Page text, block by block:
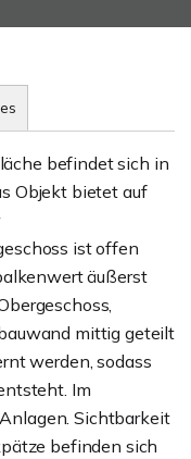
befindet sich in
Objekt bietet auf
ist offen
äußerst
mittig geteilt
werden, sodass
Im
Sichtbarkeit
befinden sich